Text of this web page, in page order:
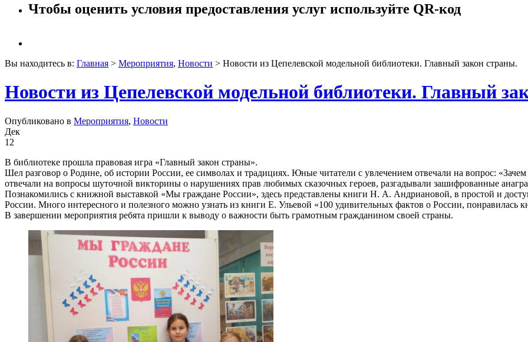
Чтобы оценить условия предоставления услуг используйте QR-код
Вы находитесь в: Главная > Мероприятия, Новости > Новости из Цепелевской модельной библиотеки. Главный закон страны.
Новости из Цепелевской модельной библиотеки. Главный
Опубликовано в Мероприятия, Новости
Дек
12
В библиотеке прошла правовая игра «Главный закон страны».
Шел разговор о Родине, об истории России, ее символах и традициях. Юные читатели с увлечением отвечали на вопрос:
отвечали на вопросы шуточной викторины о нарушениях прав любимых сказочных героев, разгадывали зашифрованные
Познакомились с книжной выставкой «Мы граждане России», здесь представлены книги Н. А. Андриановой, в простой и
России. Много интересного и полезного можно узнать из книги Е. Ульевой «100 удивительных фактов о России,
В завершении мероприятия ребята пришли к выводу о важности быть грамотным гражданином своей страны.